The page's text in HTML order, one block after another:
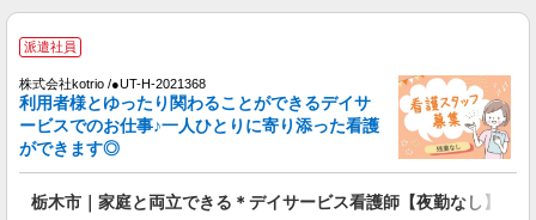
月給：206000円〜262000円（基本給204,000
他手当… 連絡当番手当：1,000円/日 賞与：年2回
（前年度実績3.6ヶ月） 昇給：年1回 固定残業代
なし（超過分別途支給）
キープ 詳細を見る
派遣社員
株式会社kotrio /●UT-H-1856024
派遣社員
株式会社kotrio /●UT-H-2021368
利用者様とゆったり関わることができるデイサ
ービスでのお仕事♪一人ひとりに寄り添った看護
ができます◎
栃木市｜家庭と両立できる＊デイサービス看護師【夜勤なし】